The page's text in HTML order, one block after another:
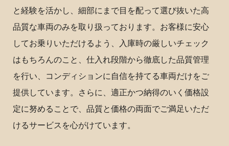
と経験を活かし、細部にまで目を配って選び抜いた高
品質な車両のみを取り扱っております。お客様に安心
してお乗りいただけるよう、入庫時の厳しいチェック
はもちろんのこと、仕入れ段階から徹底した品質管理
を行い、コンディションに自信を持てる車両だけをご
提供しています。さらに、適正かつ納得のいく価格設
定に努めることで、品質と価格の両面でご満足いただ
けるサービスを心がけています。